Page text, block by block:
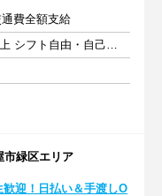
費全額支給
週1日以上 1日1時間以上 シフト自由・自己申告
緑区エリア
歓迎！日払い＆手渡しO